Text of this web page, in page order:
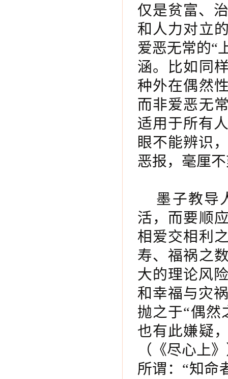
仅是贫富、
和人力对立
爱恶无常的“
涵。比如同
种外在偶然
而非爱恶无
适用于所有
眼不能辨识
恶报，毫厘
墨子教导
活，而要顺
相爱交相利
寿、福祸之
大的理论风
和幸福与灾
抛之于“偶然
也有此嫌疑
（《尽心上
所谓：“知命